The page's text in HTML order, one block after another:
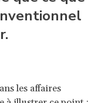
les affaires